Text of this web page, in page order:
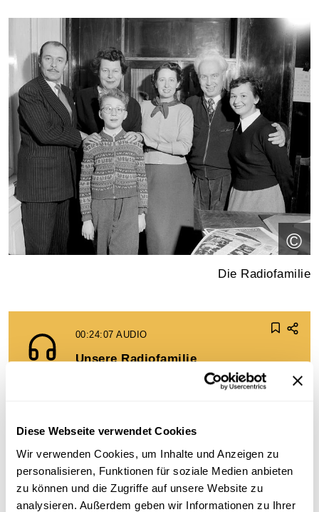
Diese Webseite verwendet Cookies
Wir verwenden Cookies, um Inhalte und Anzeigen zu
personalisieren, Funktionen für soziale Medien anbieten
zu können und die Zugriffe auf unsere Website zu
analysieren. Außerdem geben wir Informationen zu Ihrer
©
Die Radiofamilie
00:24:07AUDIO
Unsere Radiofamilie
Unsere Radiofamilie
Circa Folge 340